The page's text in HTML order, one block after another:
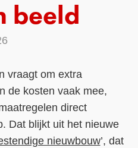
beeld
vraagt om extra
de kosten vaak mee,
direct
Dat blijkt uit het nieuwe
nieuwbouw’, dat
Contact